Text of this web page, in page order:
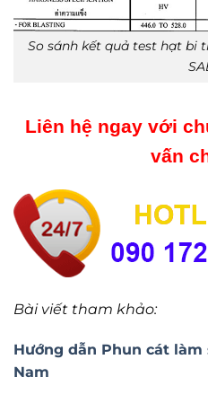
So sánh kết quả test hạt bi
Liên hệ ngay với
vấn
Bài viết tham khảo:
Hướng dẫn Phun cát
Nam